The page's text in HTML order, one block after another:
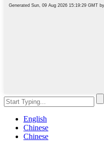
English
Chinese
Chinese